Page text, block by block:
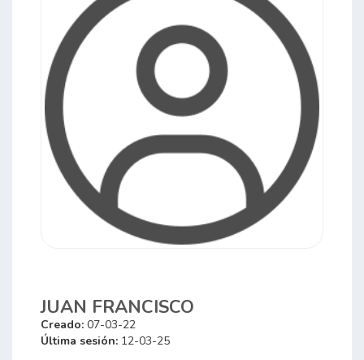
JUAN FRANCISCO
Creado: 07-03-22
Última sesión: 12-03-25